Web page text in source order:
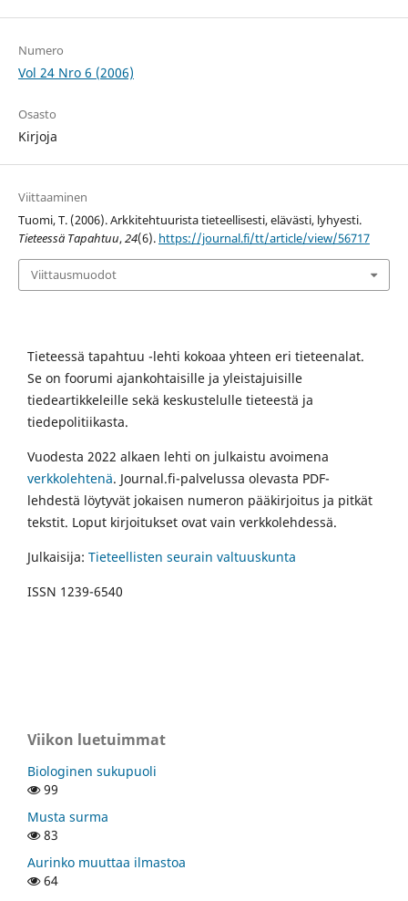
Numero
Vol 24 Nro 6 (2006)
Osasto
Kirjoja
Viittaaminen
Tuomi, T. (2006). Arkkitehtuurista tieteellisesti, elävästi, lyhyesti.
Tieteessä Tapahtuu,24(6). https://journal.fi/tt/article/view/56717
Viittausmuodot
Tieteessä tapahtuu -lehti kokoaa yhteen eri tieteenalat.
Se on foorumi ajankohtaisille ja yleistajuisille
tiedeartikkeleille sekä keskustelulle tieteestä ja
tiedepolitiikasta.
Vuodesta 2022 alkaen lehti on julkaistu avoimena
verkkolehtenä. Journal.fi-palvelussa olevasta PDF-
lehdestä löytyvät jokaisen numeron pääkirjoitus ja pitkät
tekstit. Loput kirjoitukset ovat vain verkkolehdessä.
Julkaisija: Tieteellisten seurain valtuuskunta
ISSN 1239-6540
Viikon luetuimmat
Biologinen sukupuoli
99
Musta surma
83
Aurinko muuttaa ilmastoa
64